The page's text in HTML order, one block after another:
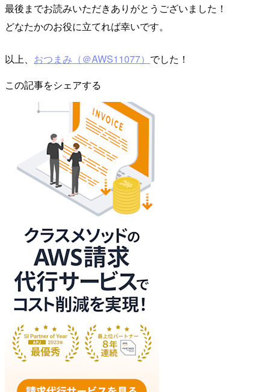
最後までお読みいただきありがとうございました！
どなたかのお役に立てれば幸いです。
以上、 おつまみ（＠AWS11077） でした！
この記事をシェアする